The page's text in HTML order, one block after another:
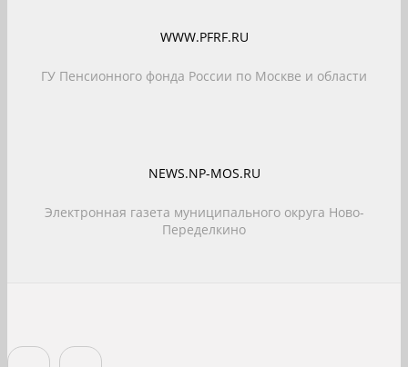
WWW.PFRF.RU
ГУ Пенсионного фонда России по Москве и области
NEWS.NP-MOS.RU
Электронная газета муниципального округа Ново-
Переделкино